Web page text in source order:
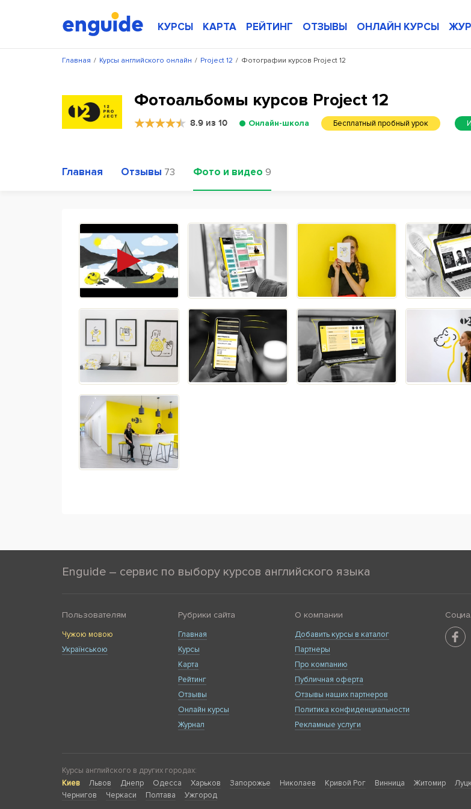
КУРСЫ КАРТА РЕЙТИНГ ОТЗЫВЫ ОНЛАЙН КУРСЫ
/
Главная /
Курсы английского онлайн /
Project 12 Фотографии курсов Project 12
Фотоальбомы курсов Project 12
8.9 из 10 Онлайн-школа Бесплатный пробный урок
Главная Отзывы 73 Фото и видео 9
Enguide – сервис по выбору курсов английского языка
Пользователям
Чужою мовою
Українською
Рубрики сайта
Главная
Курсы
Карта
Рейтинг
Отзывы
Онлайн курсы
Журнал
О компании
Добавить курсы в каталог
Партнеры
Про компанию
Публичная оферта
Отзывы наших партнеров
Политика конфиденциальности
Рекламные услуги
Курсы английского в других городах:
Киев
Львов Днепр Одесса Харьков Запорожье Николаев Кривой Рог Винница Житомир Луцк
Чернигов
Черкаси Полтава Ужгород